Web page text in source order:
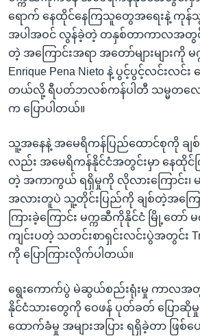
ရှာဖွေ
ရန်
နေရာ
သို့
ကျော်
ရန်
ဘာသာစကားများ
ရောက် နေထိုင်နေကြသူတွေအရေးနဲ့ ကုန်
အပါအဝင် လွန်ခဲ့တဲ့ တနှစ်တာကာလအတွင်
တဲ့ အကြောင်းအရာ အတော်များများကို
Enrique Pena Nieto နဲ့ ပွင့်ပွင့်လင်းလင်း
တယ်လို့ ရီပတ်ဘလစ်ကန်ပါတီ သမ္မတလောင်
က ပြောပါတယ်။
သူ့အနေနဲ့ အမေရိကန်ပြည်ထောင်စုကို ချစ်က
လည်း အမေရိကန်နိုင်ငံအတွင်းမှာ နေထို
တဲ့ အကာကွယ် ရရှိမှုကို လိုလားကြောင်း၊
အလားတူပဲ သူ့တိုင်းပြည်ကို ချစ်တဲ့အကြော
ကြားခဲ့ကြောင်း မက္ကဆီကိုနိုင်ငံ မြို့တော်
ကျင်းပတဲ့ သတင်းစာရှင်းလင်းပွဲအတွင်း
ကို ပြောကြားလိုက်ပါတယ်။
ရွေးကောက်ပွဲ မဲဆွယ်စည်းရုံးမှု ကာလအ
နိုင်ငံသားတွေကို ဝေဖန် ပုတ်ခတ် ပြောဆိုမှု
ထောက်ခံမှု အများအပြား ရရှိခဲ့တာ ဖြစ်